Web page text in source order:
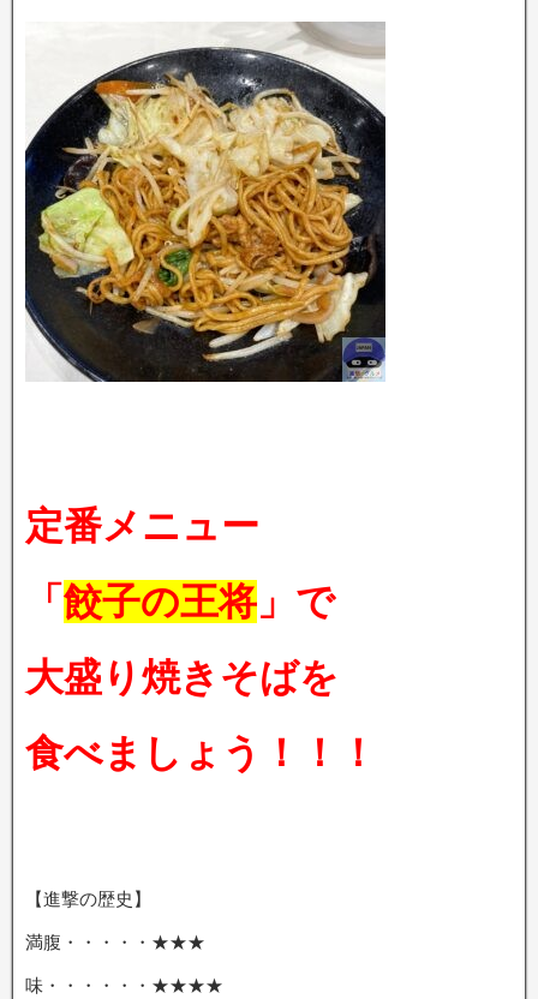
定番メニュー
「 餃子の王将 」で
大盛り焼きそばを
食べましょう！！！
【進撃の歴史】
満腹・・・・・★★★
味・・・・・・★★★★